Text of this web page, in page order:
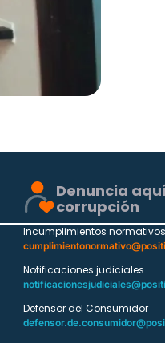
Denuncia
corrupción
Incumplimientos normativos
Notificaciones judiciales
Defensor del Consumidor